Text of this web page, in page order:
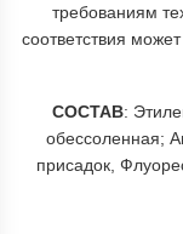
требованиям
соответствия
СОСТАВ:
обессоленная;
присадок,